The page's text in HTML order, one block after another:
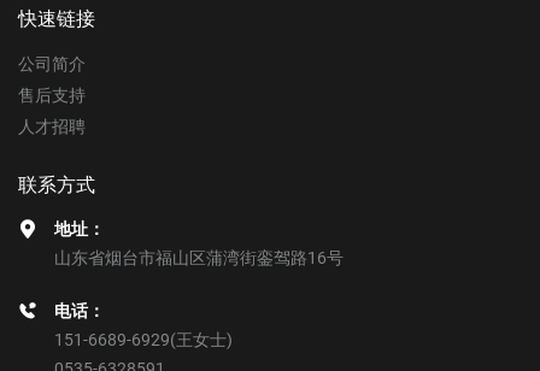
快速链接
公司简介
售后支持
人才招聘
联系方式
地址：
山东省烟台市福山区蒲湾街銮驾路16号
电话：
151-6689-6929(王女士)